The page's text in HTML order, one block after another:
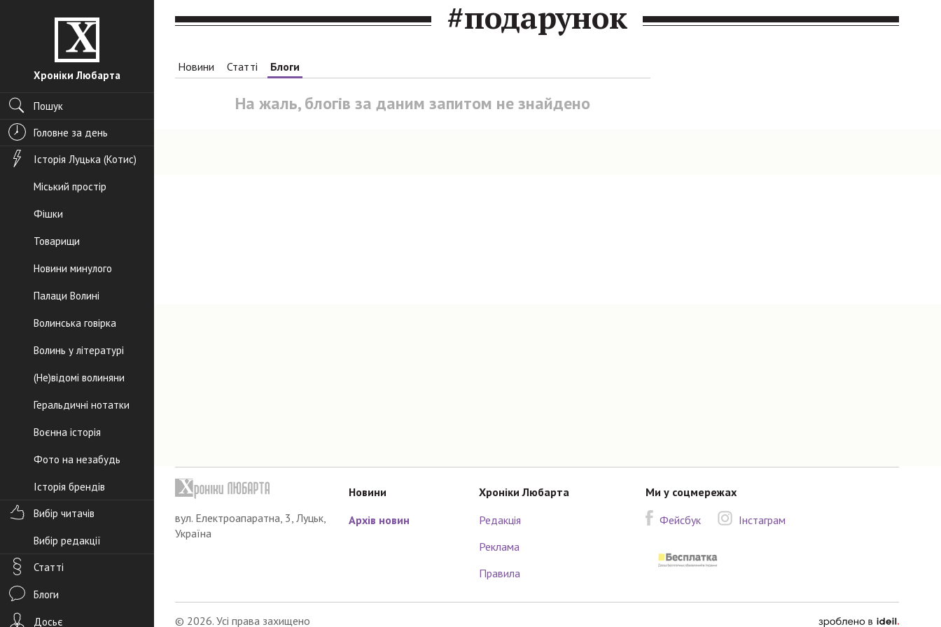
Хроніки Любарта
Пошук
Головне за день
Історія Луцька (Котис)
Міський простір
Фішки
Товарищи
Новини минулого
Палаци Волині
Волинська говірка
Волинь у літературі
(Не)відомі волиняни
Геральдичні нотатки
Воєнна історія
Фото на незабудь
Історія брендів
Вибір читачів
Вибір редакції
Статті
Блоги
Досьє
#подарунок
Новини Статті Блоги
На жаль, блогів за даним запитом не знайдено
вул. Електроапаратна, 3, Луцьк,
Україна
Новини
Архів новин
Хроніки Любарта
Редакція
Реклама
Правила
Ми у соцмережах
Фейсбук
Інстаграм
© 2026. Усі права захищено зроблено